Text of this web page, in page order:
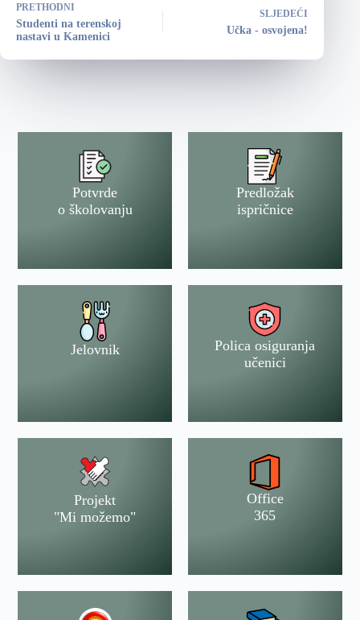
PRETHODNI
Studenti na terenskoj
nastavi u Kamenici
SLJEDEĆI
Učka - osvojena!
Potvrde
o školovanju
Predložak
ispričnice
Jelovnik
Polica osiguranja
učenici
Projekt
"Mi možemo"
Office
365